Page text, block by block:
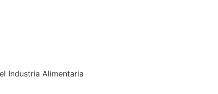
Industria Alimentaria